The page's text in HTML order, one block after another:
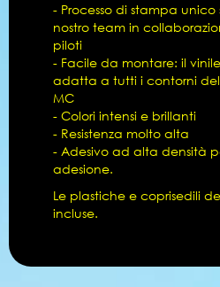
- Processo di stampa
nostro team in
piloti
- Facile da montare: il
adatta a tutti i contorni
MC
- Colori intensi e brillanti
- Resistenza molto alta
- Adesivo ad alta densità
adesione.
Le plastiche e coprisedili
incluse.